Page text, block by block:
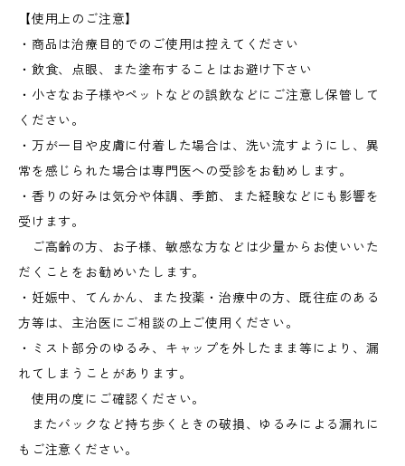
【使用上のご注意】
・商品は治療目的でのご使用は控えてください
・飲食、点眼、また塗布することはお避け下さい
・小さなお子様やペットなどの誤飲などにご注意し保管して
ください。
・万が一目や皮膚に付着した場合は、洗い流すようにし、異
常を感じられた場合は専門医への受診をお勧めします。
・香りの好みは気分や体調、季節、また経験などにも影響を
受けます。
ご高齢の方、お子様、敏感な方などは少量からお使いいた
だくことをお勧めいたします。
・妊娠中、てんかん、また投薬・治療中の方、既往症のある
方等は、主治医にご相談の上ご使用ください。
・ミスト部分のゆるみ、キャップを外したまま等により、漏
れてしまうことがあります。
使用の度にご確認ください。
またバックなど持ち歩くときの破損、ゆるみによる漏れに
もご注意ください。